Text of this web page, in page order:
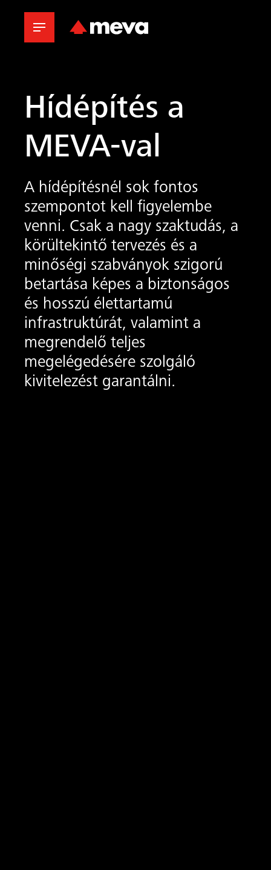
Hídépítés a
MEVA-val
A hídépítésnél sok fontos
szempontot kell figyelembe
venni. Csak a nagy szaktudás, a
körültekintő tervezés és a
minőségi szabványok szigorú
betartása képes a biztonságos
és hosszú élettartamú
infrastruktúrát, valamint a
megrendelő teljes
megelégedésére szolgáló
kivitelezést garantálni.